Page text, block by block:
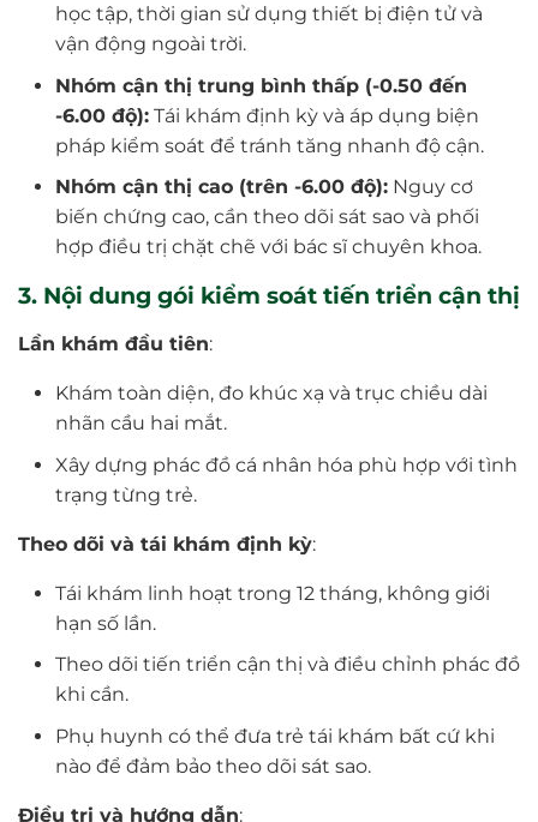
học tập, thời gian sử dụng thiết bị điện tử và
vận động ngoài trời.
Nhóm cận thị trung bình thấp (-0.50 đến
-6.00 độ):Tái khám định kỳ và áp dụng biện
pháp kiểm soát để tránh tăng nhanh độ cận.
Nhóm cận thị cao (trên -6.00 độ):Nguy cơ
biến chứng cao, cần theo dõi sát sao và phối
hợp điều trị chặt chẽ với bác sĩ chuyên khoa.
3. Nội dung gói kiểm soát tiến triển cận thị
Lần khám đầu tiên:
Khám toàn diện, đo khúc xạ và trục chiều dài
nhãn cầu hai mắt.
Xây dựng phác đồ cá nhân hóa phù hợp với tình
trạng từng trẻ.
Theo dõi và tái khám định kỳ:
Tái khám linh hoạt trong 12 tháng, không giới
hạn số lần.
Theo dõi tiến triển cận thị và điều chỉnh phác đồ
khi cần.
Phụ huynh có thể đưa trẻ tái khám bất cứ khi
nào để đảm bảo theo dõi sát sao.
Điều trị và hướng dẫn: